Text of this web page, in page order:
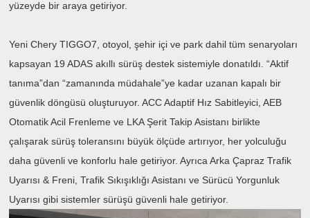
yüzeyde bir araya getiriyor.
Yeni Chery TIGGO7, otoyol, şehir içi ve park dahil tüm senaryoları
kapsayan 19 ADAS akıllı sürüş destek sistemiyle donatıldı. “Aktif
tanıma”dan “zamanında müdahale”ye kadar uzanan kapalı bir
güvenlik döngüsü oluşturuyor. ACC Adaptif Hız Sabitleyici, AEB
Otomatik Acil Frenleme ve LKA Şerit Takip Asistanı birlikte
çalışarak sürüş toleransını büyük ölçüde artırıyor, her yolculuğu
daha güvenli ve konforlu hale getiriyor. Ayrıca Arka Çapraz Trafik
Uyarısı & Freni, Trafik Sıkışıklığı Asistanı ve Sürücü Yorgunluk
Uyarısı gibi sistemler sürüşü güvenli hale getiriyor.